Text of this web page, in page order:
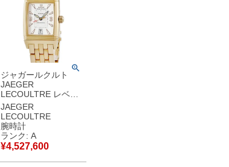
ジャガールクルト
JAEGER
LECOULTRE レベル
ソ グランスポール
290.1.60 K18YG無垢
シルバー デイト 青針
メンズ 腕時計自動巻
き シルバー 【中古】
中古美品
JAEGER
LECOULTRE
腕時計
ランク: A
¥4,527,600